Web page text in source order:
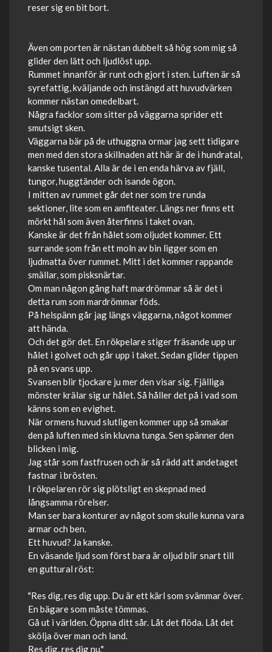
reser sig en bit bort.
Även om porten är nästan dubbelt så hög som mig så
glider den lätt och ljudlöst upp.
Rummet innanför är runt och gjort i sten. Luften är så
syrefattig, kväljande och instängd att huvudvärken
kommer nästan omedelbart.
Några facklor som sitter på väggarna sprider ett
smutsigt sken.
Väggarna bär på de uthuggna ormar jag sett tidigare
men med den stora skillnaden att här är de i hundratal,
kanske tusental. Alla är de i en enda härva av fjäll,
tungor, huggtänder och isande ögon.
I mitten av rummet går det ner som tre runda
sektioner, lite som en amfiteater. Längs ner finns ett
mörkt hål som även återfinns i taket ovan.
Kanske är det från hålet som oljudet kommer. Ett
surrande som från ett moln av bin ligger som en
ljudmatta över rummet. Mitt i det kommer rappande
smällar, som pisksnärtar.
Om man någon gång haft mardrömmar så är det i
detta rum som mardrömmar föds.
På helspänn går jag längs väggarna, något kommer
att hända.
Och det gör det. En rökpelare stiger fräsande upp ur
hålet i golvet och går upp i taket. Sedan glider tippen
på en svans upp.
Svansen blir tjockare ju mer den visar sig. Fjälliga
mönster krälar sig ur hålet. Så håller det på i vad som
känns som en evighet.
När ormens huvud slutligen kommer upp så smakar
den på luften med sin kluvna tunga. Sen spänner den
blicken i mig.
Jag står som fastfrusen och är så rädd att andetaget
fastnar i brösten.
I rökpelaren rör sig plötsligt en skepnad med
långsamma rörelser.
Man ser bara konturer av något som skulle kunna vara
armar och ben.
Ett huvud? Ja kanske.
En väsande ljud som först bara är oljud blir snart till
en guttural röst:
"Res dig, res dig upp. Du är ett kärl som svämmar över.
En bägare som måste tömmas.
Gå ut i världen. Öppna ditt sår. Låt det flöda. Låt det
skölja över man och land.
Res dig, res dig nu."